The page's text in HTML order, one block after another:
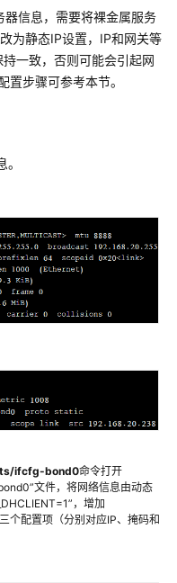
信息，需要将裸金属服务
为静态IP设置，IP和网关等
一致，否则可能会引起网
步骤可参考本节。
ifcfg-bond0命令打开
文件，将网络信息由动态
，增加
个配置项（分别对应IP、掩码和